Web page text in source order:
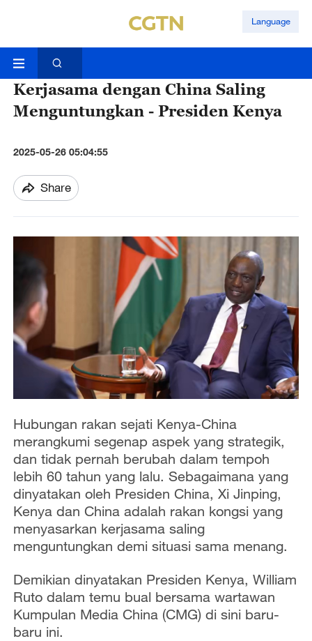
Language
Kerjasama dengan China Saling
Menguntungkan - Presiden Kenya
2025-05-26 05:04:55
Share
Hubungan rakan sejati Kenya-China
merangkumi segenap aspek yang strategik,
dan tidak pernah berubah dalam tempoh
lebih 60 tahun yang lalu. Sebagaimana yang
dinyatakan oleh Presiden China, Xi Jinping,
Kenya dan China adalah rakan kongsi yang
menyasarkan kerjasama saling
menguntungkan demi situasi sama menang.
Demikian dinyatakan Presiden Kenya, William
Ruto dalam temu bual bersama wartawan
Kumpulan Media China (CMG) di sini baru-
baru ini.